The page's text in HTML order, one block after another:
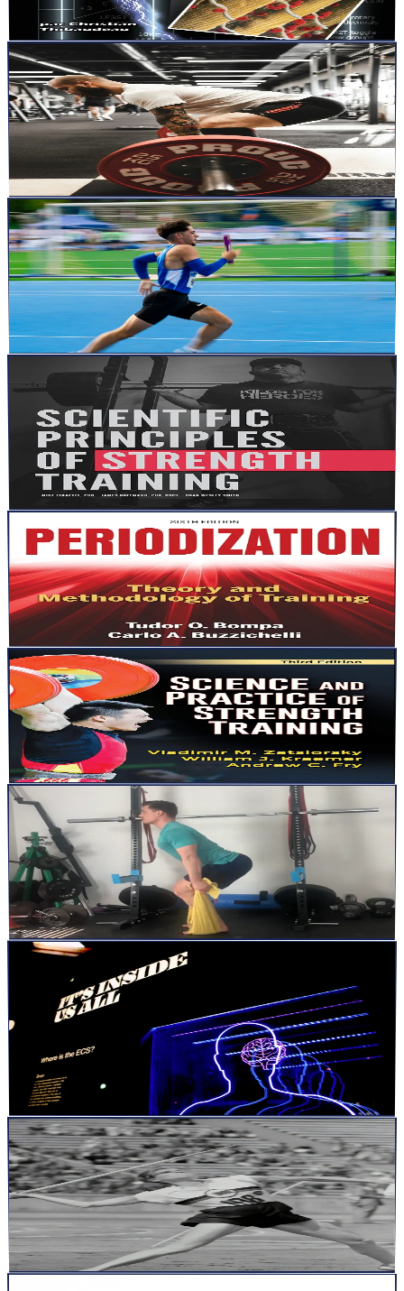
Lire la suite
articles
13 nov. 202511min
L’isométrie : la force immobile qui structure la
performance
Il y a des moments dans l’entraînement qui passent inaperçus, des
instants où rien ne bouge, où aucune charge ne grimpe,...
articles7 nov. 202511min
Le système Charlie Francis : s’entraîner plus
intelligemment, pas plus dur
Sur la ligne de départ, un sprinteur respire lentement.Le monde
autour s’efface : plus que le silence, la tension dans l...
Lire la suite
2 nov. 2025 4min
Ce que Mike Israetel m’a rappelé sur la force (et la
science derrière)
Salut l’athlète, le coach, le passionné de performance, Je viens de
relire “Scientific Principles of Strength Training”,...
Lire la suite
Ce que Bompa m’a rappelé sur la périodisation
Salut l’athlète, le coach, le passionné de performance, Je viens de
relire “Periodization” de Tudor Bompa & Carlo Buzzic...
articles19 oct. 20253min
Ce que Zatsiorsky m’a rappelé sur la force
Salut l’athlète, le coach, le passionné de performance, Je viens de
relire “Science and Practice of Strength Training”, ...
Lire la suite
articles
13 min
Isométriques et hypertrophie : les contractions
oubliées de la croissance musculaire
Imagine un athlète bloqué au fond d’un squat.Pas de mouvement.
Pas de répétition. Juste la tension.Le visage crispé, les...
Lire la suite
articles17 juil. 2025
Balancement hémisphérique : pourquoi les
préparateurs physiques doivent en tenir compte
pour optimiser la performance sportive
Introduction : terrain, science et débalancement hémisphérique Cet
article n’est pas une simple synthèse théorique, enco...
Lire la suite
articles15 juin 20258min
Lancer plus loin, plus fort, plus souvent : ce que
Bondarchuk peut faire pour toi
Il y a des jours où tout clique. Le geste part tout seul, fluide,
relâché. La charge semble légère. La trajectoire est p...
Lire la suite